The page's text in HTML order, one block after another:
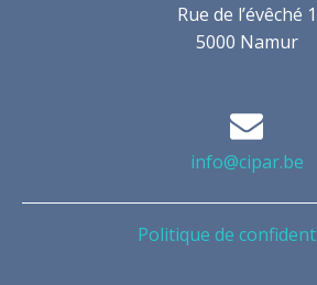
Rue de l’évêché 1
5000 Namur
info@cipar.be
Politique de